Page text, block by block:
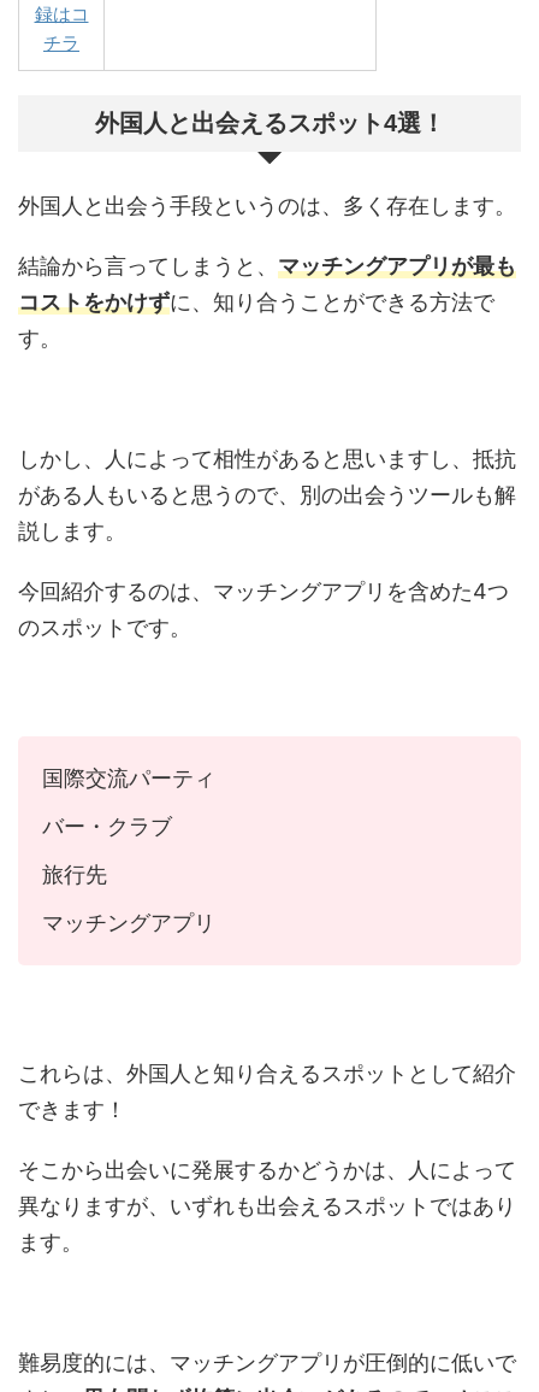
録はコ
チラ
外国人と出会えるスポット4選！
外国人と出会う手段というのは、多く存在します。
結論から言ってしまうと、 マッチングアプリが最も
コストをかけずに、知り合うことができる方法で
す。
しかし、人によって相性があると思いますし、抵抗
がある人もいると思うので、別の出会うツールも解
説します。
今回紹介するのは、マッチングアプリを含めた4つ
のスポットです。
国際交流パーティ
バー・クラブ
旅行先
マッチングアプリ
これらは、外国人と知り合えるスポットとして紹介
できます！
そこから出会いに発展するかどうかは、人によって
異なりますが、いずれも出会えるスポットではあり
ます。
難易度的には、マッチングアプリが圧倒的に低いで